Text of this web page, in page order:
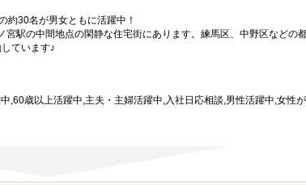
30名が男女ともに活躍中！
駅の中間地点の閑静な住宅街にあります。練馬区、中野区などの
ています♪
,60歳以上活躍中,主夫・主婦活躍中,入社日応相談,男性活躍中,女性